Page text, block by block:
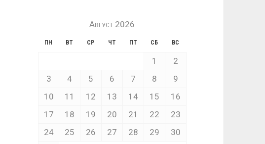
Август 2026
ПН ВТ СР ЧТ ПТ СБ ВС
1
2
3
4 5 6 7 8
9
10
11 12 13 14 15
16
17
18 19 20 21 22
23
24
25 26 27 28 29
30